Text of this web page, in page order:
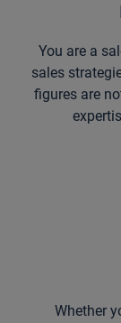
You are a
sales
figures are
Whether